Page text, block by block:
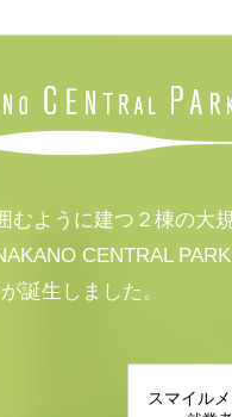
むように建つ２棟の大
CENTRAL
誕生しました。
スマイル